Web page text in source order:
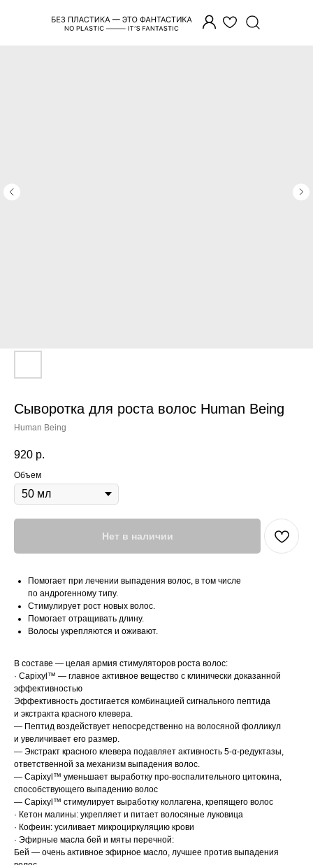
Сыворотка для роста волос Human Being
Human Being
920 р.
Объем
Нет в наличии
Помогает при лечении выпадения волос, в том числе
по андрогенному типу.
Стимулирует рост новых волос.
Помогает отращивать длину.
Волосы укрепляются и оживают.
В составе — целая армия стимуляторов роста волос:
· Capixyl™ — главное активное вещество с клинически доказанной
эффективностью
Эффективность достигается комбинацией сигнального пептида
и экстракта красного клевера.
— Пептид воздействует непосредственно на волосяной фолликул
и увеличивает его размер.
— Экстракт красного клевера подавляет активность 5-α-редуктазы,
ответственной за механизм выпадения волос.
— Capixyl™ уменьшает выработку про-воспалительного цитокина,
способствующего выпадению волос
— Capixyl™ стимулирует выработку коллагена, крепящего волос
· Кетон малины: укрепляет и питает волосяные луковица
· Кофеин: усиливает микроциркуляцию крови
· Эфирные масла бей и мяты перечной:
Бей — очень активное эфирное масло, лучшее против выпадения